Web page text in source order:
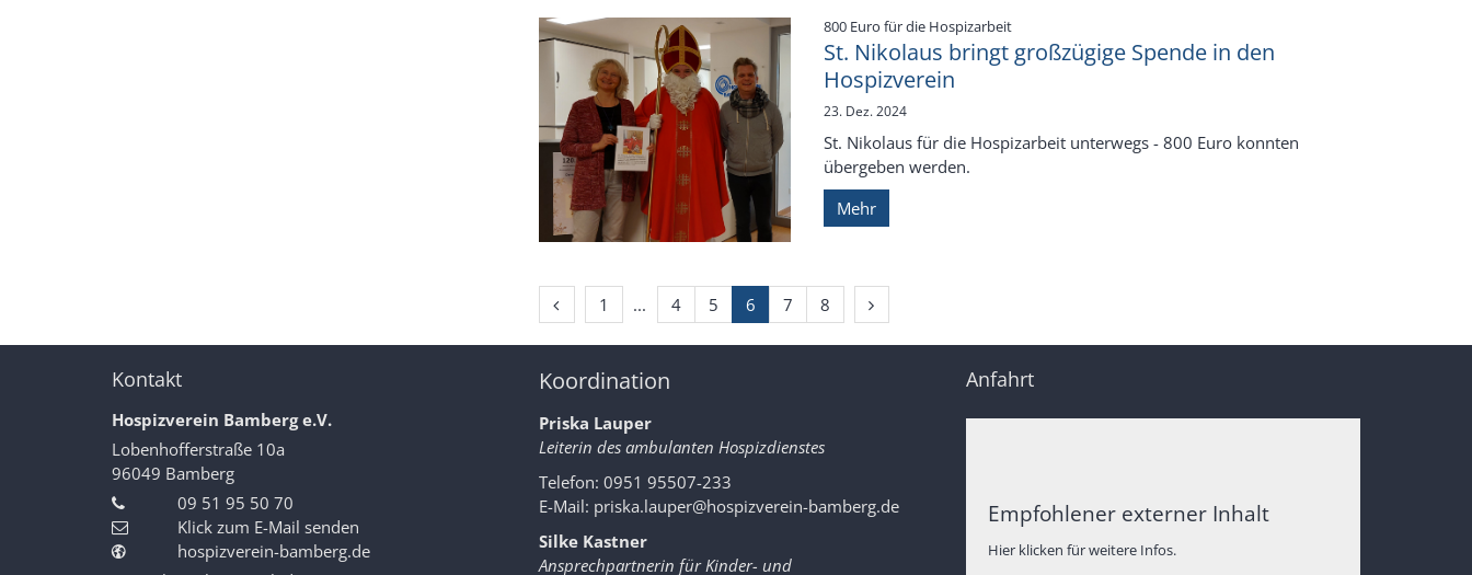
800 Euro für die Hospizarbeit:
St. Nikolaus bringt großzügige Spende in den
Hospizverein
23. Dez. 2024
St. Nikolaus für die Hospizarbeit unterwegs - 800 Euro konnten
übergeben werden.
Mehr
Vorherige Seite
Erste Seite
1 4 5 6 7 8 Nächste Seite
Kontakt
Hospizverein Bamberg e.V.
Lobenhofferstraße 10a
96049 Bamberg
09 51 95 50 70
Klick zum E-Mail senden
hospizverein-bamberg.de
Koordination
Priska Lauper
Leiterin des ambulanten Hospizdienstes
Telefon: 0951 95507-233
E-Mail: priska.lauper@hospizverein-bamberg.de
Silke Kastner
Ansprechpartnerin für Kinder- und
Anfahrt
Empfohlener externer Inhalt
Hier klicken für weitere Infos.